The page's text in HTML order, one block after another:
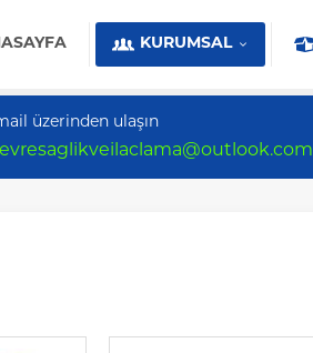
KURUMSAL
üzerinden ulaşın